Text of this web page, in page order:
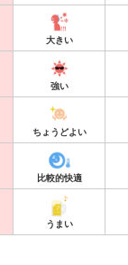
大きい
強い
ちょうどよい
比較的快適
うまい